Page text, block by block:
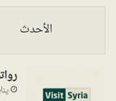
الأحدث